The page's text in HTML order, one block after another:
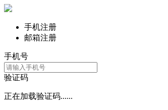
手机注册
邮箱注册
手机号
验证码
正在加载验证码......